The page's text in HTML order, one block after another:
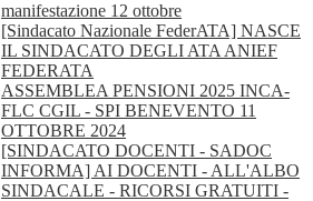
manifestazione 12 ottobre
[Sindacato Nazionale FederATA] NASCE
IL SINDACATO DEGLI ATA ANIEF
FEDERATA
ASSEMBLEA PENSIONI 2025 INCA-
FLC CGIL - SPI BENEVENTO 11
OTTOBRE 2024
[SINDACATO DOCENTI - SADOC
INFORMA] AI DOCENTI - ALL'ALBO
SINDACALE - RICORSI GRATUITI -